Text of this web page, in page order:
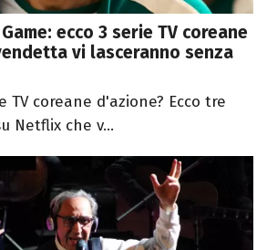
ecco 3 serie TV coreane
vi lasceranno senza
coreane d'azione? Ecco tre
Netflix che v...